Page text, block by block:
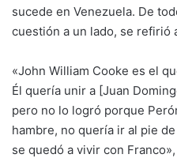
sucede en Venezuela. De
cuestión a un lado, se refirió
«John William Cooke es el
Él quería unir a [Juan
pero no lo logró porque
hambre, no quería ir al pie
se quedó a vivir con